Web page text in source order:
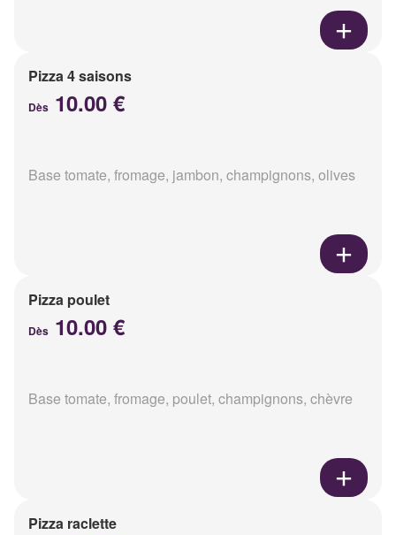
Pizza 4 saisons
Dès 10.00 €
Base tomate, fromage, jambon, champignons, olives
Pizza poulet
Dès 10.00 €
Base tomate, fromage, poulet, champignons, chèvre
Pizza raclette